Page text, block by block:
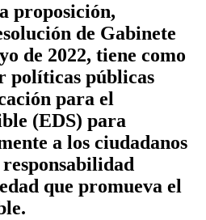
proposición,
de Gabinete
de 2022, tiene como
políticas públicas
para el
(EDS) para
a los ciudadanos
que promueva el